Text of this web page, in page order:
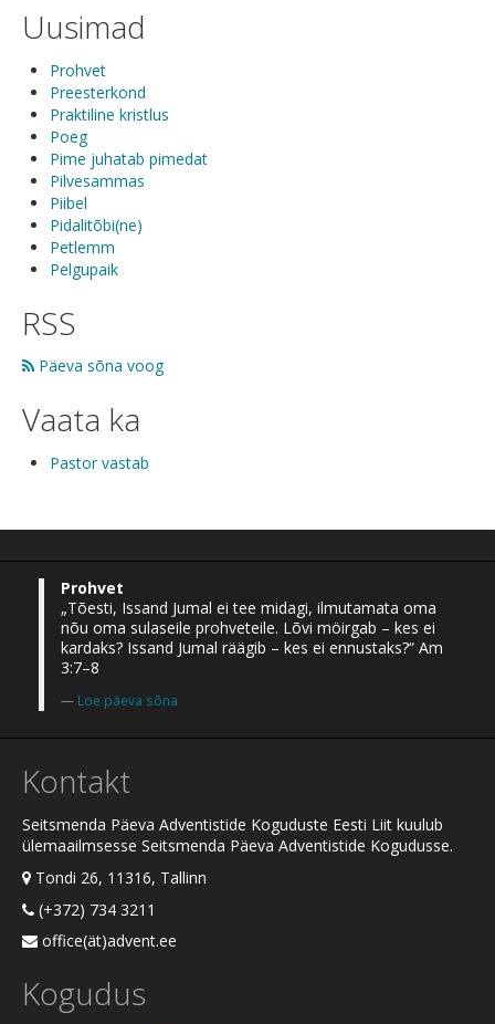
Uusimad
Prohvet
Preesterkond
Praktiline kristlus
Poeg
Pime juhatab pimedat
Pilvesammas
Piibel
Pidalitõbi(ne)
Petlemm
Pelgupaik
RSS
Päeva sõna voog
Vaata ka
Pastor vastab
Prohvet
„Tõesti, Issand Jumal ei tee midagi, ilmutamata oma
nõu oma sulaseile prohveteile. Lõvi möirgab – kes ei
kardaks? Issand Jumal räägib – kes ei ennustaks?“ Am
3:7–8
Loe päeva sõna
Kontakt
Seitsmenda Päeva Adventistide Koguduste Eesti Liit kuulub
ülemaailmsesse Seitsmenda Päeva Adventistide Kogudusse.
Tondi 26, 11316, Tallinn
(+372) 734 3211
office(ät)advent.ee
Kogudus